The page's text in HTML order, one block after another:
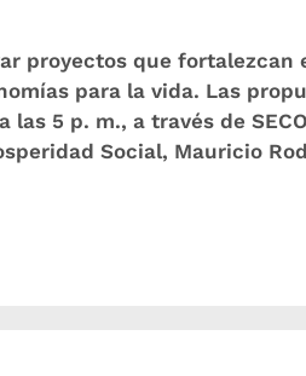
proyectos que
para la vida. Las
las 5 p. m., a través de
Social, Mauricio